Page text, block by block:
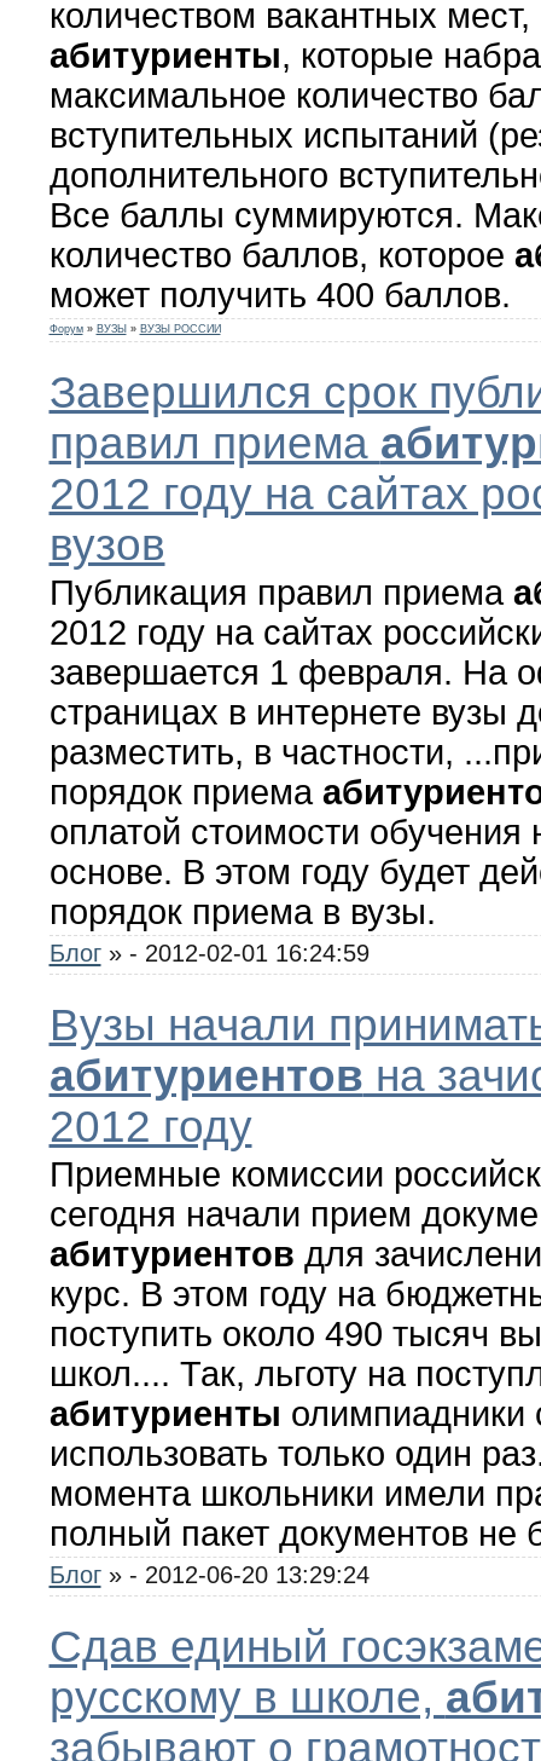
количеством вакантных
абитуриенты, которые
максимальное количество
вступительных испытаний
дополнительного
Все баллы суммируются.
количество баллов, которое
может получить 400 баллов.
Форум » ВУЗЫ » ВУЗЫ РОССИИ
Завершился срок
правил приема
2012 году на сайтах
вузов
Публикация правил приема
2012 году на сайтах
завершается 1 февраля. На
страницах в интернете вузы
разместить, в частности,
порядок приема
оплатой стоимости обучения
основе. В этом году будет
порядок приема в вузы.
Блог » - 2012-02-01 16:24:59
Вузы начали
абитуриентов на
2012 году
Приемные комиссии
сегодня начали прием
абитуриентов для
курс. В этом году на
поступить около 490 тысяч
школ.... Так, льготу на
абитуриенты олимпиадники
использовать только один
момента школьники имели
полный пакет документов не
Блог » - 2012-06-20 13:29:24
Сдав единый
русскому в школе,
забывают о